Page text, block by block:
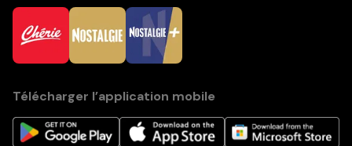
Télécharger l’application mobile